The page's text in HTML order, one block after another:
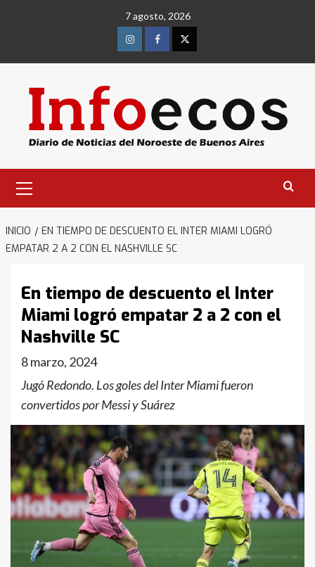
7 agosto, 2026
InstagramFacebookTwitter
primario
INICIO
EN TIEMPO DE DESCUENTO EL INTER MIAMI LOGRÓ
EMPATAR 2 A 2 CON EL NASHVILLE SC
En tiempo de descuento el Inter
Miami logró empatar 2 a 2 con el
Nashville SC
8 marzo, 2024
Jugó Redondo. Los goles del Inter Miami fueron
convertidos por Messi y Suárez